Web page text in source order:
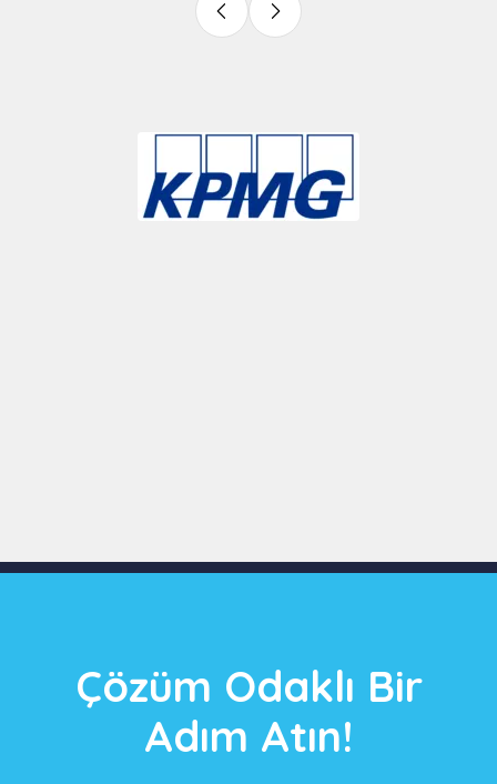
Çözüm Odaklı Bir
Adım Atın!